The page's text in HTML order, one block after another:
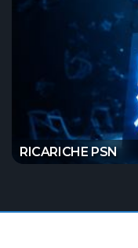
RICARICHE PSN